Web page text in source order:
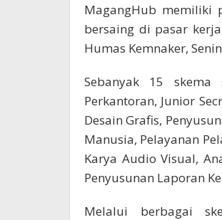
MagangHub memiliki
bersaing di pasar
Humas Kemnaker,
Sebanyak 15 skema
Perkantoran, Junior
Desain Grafis,
Manusia, Pelayanan
Karya Audio Visual,
Penyusunan Laporan
Melalui berbagai